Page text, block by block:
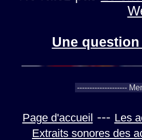
Une
Page d'accueil --- Les
Extraits sonores des